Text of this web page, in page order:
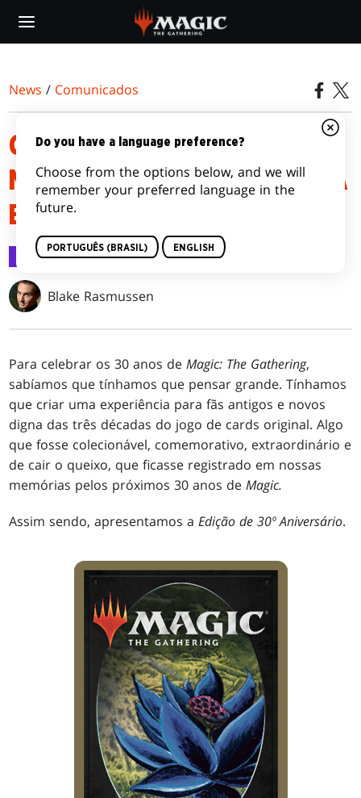
main
News / Comunicados
COMEMORE OS 30 ANOS DE
MAGIC: THE GATHERING COM A
EDIÇÃO DE 30º ANIVERSÁRIO
Comunicados 4 out 2022
Blake Rasmussen
Para celebrar os 30 anos deMagic: The Gathering,
sabíamos que tínhamos que pensar grande. Tínhamos
que criar uma experiência para fãs antigos e novos
digna das três décadas do jogo de cards original. Algo
que fosse colecionável, comemorativo, extraordinário e
de cair o queixo, que ficasse registrado em nossas
memórias pelos próximos 30 anos deMagic.
Assim sendo, apresentamos aEdição de 30º Aniversário.
Do you have a language preference?
Choose from the options below, and we will
remember your preferred language in the
future.
PORTUGUÊS (BRASIL) ENGLISH